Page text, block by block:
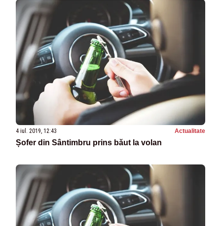
4 iul. 2019, 12:43 Actualitate
Șofer din Sântimbru prins băut la volan